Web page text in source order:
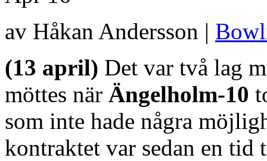
av Håkan Andersson |
(13 april) Det var två lag
möttes när Ängelholm-10
som inte hade några
kontraktet var sedan en tid